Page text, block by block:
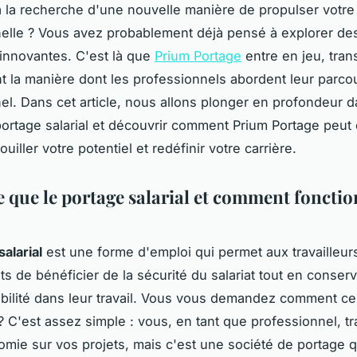
la recherche d'une nouvelle manière de propulser
? Vous avez probablement déjà pensé à explorer
C'est là que Prium Portage entre en jeu,
la manière dont les professionnels abordent leur
Dans cet article, nous allons plonger en profondeur
salarial et découvrir comment Prium Portage peut
votre potentiel et redéfinir votre carrière.
que le portage salarial et comment
est une forme d'emploi qui permet aux
de bénéficier de la sécurité du salariat tout en
dans leur travail. Vous vous demandez comment
C'est assez simple : vous, en tant que professionnel,
sur vos projets, mais c'est une société de portage